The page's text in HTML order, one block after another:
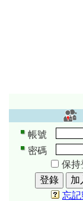
帳號
密碼
保持
忘